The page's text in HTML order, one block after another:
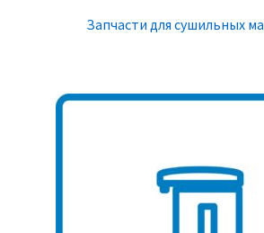
Запчасти для сушильных